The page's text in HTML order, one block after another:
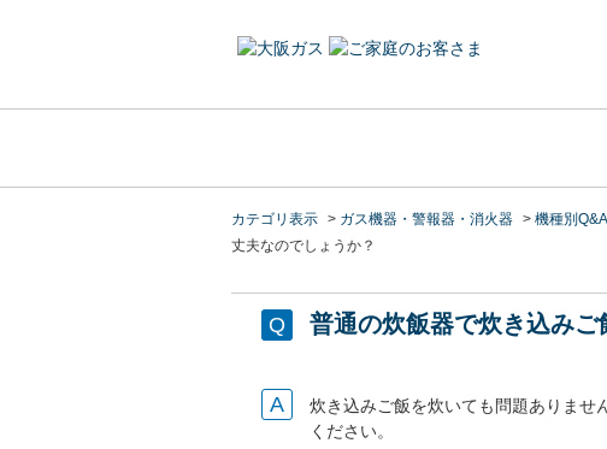
カテゴリ表示 > ガス機器・警報器・消火器 > 機種別Q&A
丈夫なのでしょうか？
普通の炊飯器で炊き込み
炊き込みご飯を炊いても問題ありませ
ください。